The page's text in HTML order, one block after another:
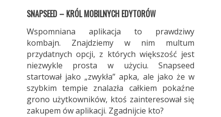
SNAPSEED – KRÓL MOBILNYCH EDYTORÓW
Wspomniana aplikacja to prawdziwy
kombajn. Znajdziemy w nim multum
przydatnych opcji, z których większość jest
niezwykle prosta w użyciu. Snapseed
startował jako „zwykła” apka, ale jako że w
szybkim tempie znalazła całkiem pokaźne
grono użytkowników, ktoś zainteresował się
zakupem ów aplikacji. Zgadnijcie kto?